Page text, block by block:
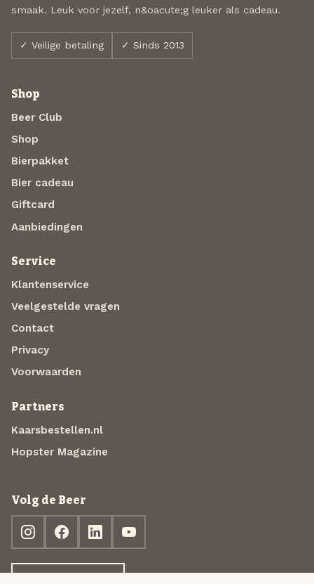
smaak. Leuk voor jezelf, n&oacute;g leuker als cadeau.
✓ Veilige betaling ✓ Sinds 2013
Shop
Beer Club
Shop
Bierpakket
Bier cadeau
Giftcard
Aanbiedingen
Service
Klantenservice
Veelgestelde vragen
Contact
Privacy
Voorwaarden
Partners
Kaarsbestellen.nl
Hopster Magazine
Volg de Beer